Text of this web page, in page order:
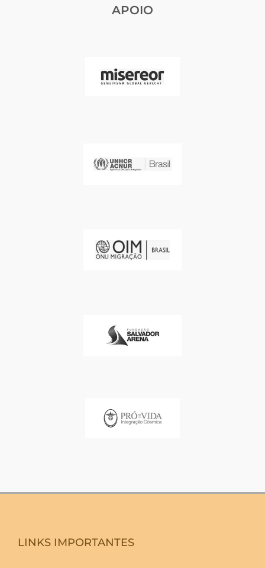
APOIO
LINKS IMPORTANTES